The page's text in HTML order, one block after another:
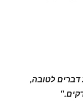
דברים לטובה,